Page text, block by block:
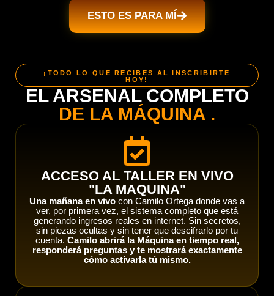
ESTO ES PARA MÍ
¡TODO LO QUE RECIBES AL INSCRIBIRTE
HOY!
EL ARSENAL COMPLETO
DE LA MÁQUINA .
ACCESO AL TALLER EN VIVO
"LA MAQUINA"
Una mañana en vivo con Camilo Ortega donde vas a
ver, por primera vez, el sistema completo que está
generando ingresos reales en internet. Sin secretos,
sin piezas ocultas y sin tener que descifrarlo por tu
cuenta. Camilo abrirá la Máquina en tiempo real,
responderá preguntas y te mostrará exactamente
cómo activarla tú mismo.